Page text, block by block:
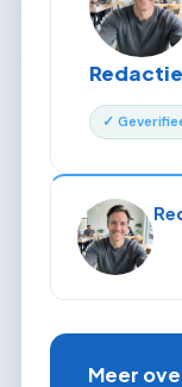
Redactie
✓
Meer